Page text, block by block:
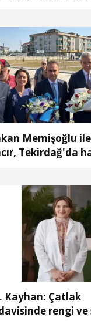
Memişoğlu
Tekirdağ'da
Kayhan: Çatlak
rengi ve